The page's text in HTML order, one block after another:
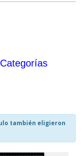
también eligieron